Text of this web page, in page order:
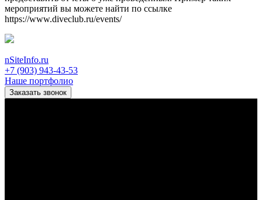
мероприятий вы можете найти по ссылке
https://www.diveclub.ru/events/
nSiteInfo.ru
+7 (903) 943-43-53
Наше портфолио
Заказать звонок